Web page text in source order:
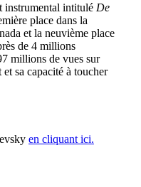
instrumental intitulé De
place dans la
et la neuvième place
de 4 millions
millions de vues sur
sa capacité à toucher
en cliquant ici.